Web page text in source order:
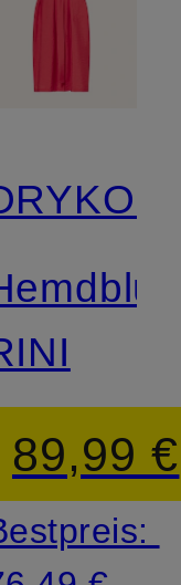
89,99 €